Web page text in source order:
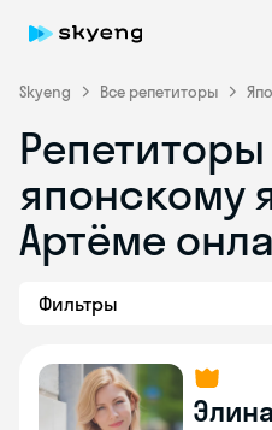
Skyeng Все репетиторы
японскому
Артёме
Фильтры
Элина
Skyeng Chat